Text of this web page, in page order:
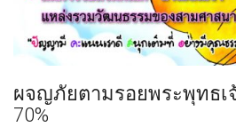
ผจญภัยตามรอยพระพุทธเ
70%